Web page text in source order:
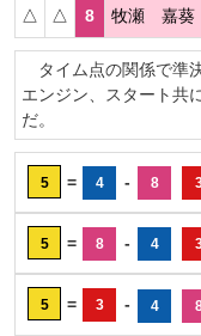
△ △ 8 牧瀬 嘉葵
タイム点の関係で準
エンジン、スタート共
だ。
5 = 4 - 8
5 = 8 - 4
5 = 3 - 4